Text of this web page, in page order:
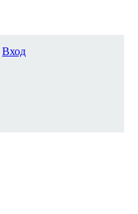
Вход